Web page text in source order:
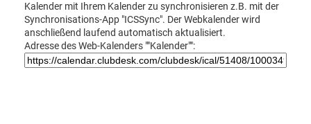
Kalender mit Ihrem Kalender zu synchronisieren z.B. mit der
Synchronisations-App "ICSSync". Der Webkalender wird
anschließend laufend automatisch aktualisiert.
Adresse des Web-Kalenders ""Kalender"":